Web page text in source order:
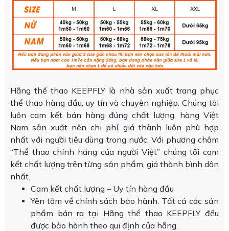
Hãng thể thao KEEPFLY là nhà sản xuất trang phục
thể thao hàng đầu, uy tín và chuyên nghiệp. Chúng tôi
luôn cam kết bán hàng đúng chất lượng, hàng Việt
Nam sản xuất nên chi phí, giá thành luôn phù hợp
nhất với người tiêu dùng trong nước. Với phương châm
“Thể thao chính hãng của người Việt” chúng tôi cam
kết chất lượng trên từng sản phẩm, giá thành bình dân
nhất.
Cam kết chất lượng – Uy tín hàng đầu
Yên tâm về chính sách bảo hành. Tất cả các sản
phẩm bán ra tại Hãng thể thao KEEPFLY đều
được bảo hành theo qui định của hãng.